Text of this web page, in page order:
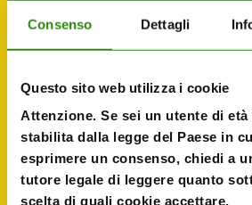
Consenso Dettagli
Questo sito web utilizza i cookie
Attenzione. Se sei un utente di
stabilita dalla legge del Paese in
esprimere un consenso, chiedi a
tutore legale di leggere quanto
scelta di quali cookie accettare.
Vito
Sceneggiatore